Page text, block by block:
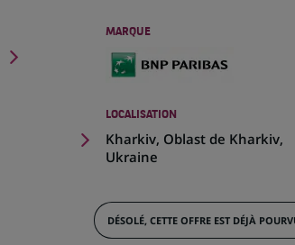
MARQUE
LOCALISATION
Kharkiv, Oblast de Kharkiv,
Ukraine
(Ce
lien
un
nouvel
DÉSOLÉ, CETTE OFFRE EST DÉJÀ